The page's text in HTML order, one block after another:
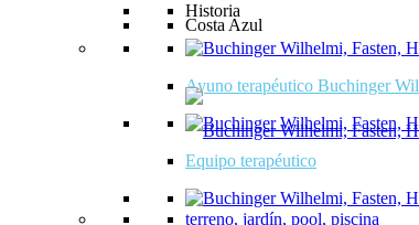
Costa Azul
Historia
Ayuno terapéutico Buchinger
Equipo terapéutico